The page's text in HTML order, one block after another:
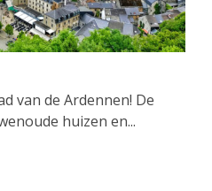
van de Ardennen! De
huizen en...